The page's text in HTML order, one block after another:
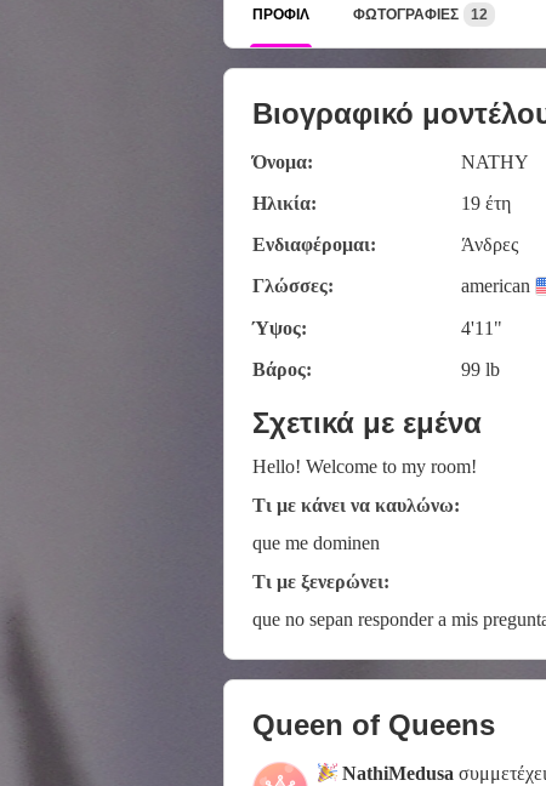
ΠΡΟΦΊΛ ΦΩΤΟΓΡΑΦΊΕΣ 12
Βιογραφικό
Όνομα:
NATHY
Ηλικία:
19 έτη
Ενδιαφέρομαι:
Άνδρες
Γλώσσες:
american
Ύψος:
4'11"
Βάρος:
99 lb
Σχετικά με εμένα
Hello! Welcome to my room!
Τι με κάνει να καυλώνω:
que me dominen
Τι με ξενερώνει:
que no sepan responder a mis
Queen of Queens
NathiMedusa